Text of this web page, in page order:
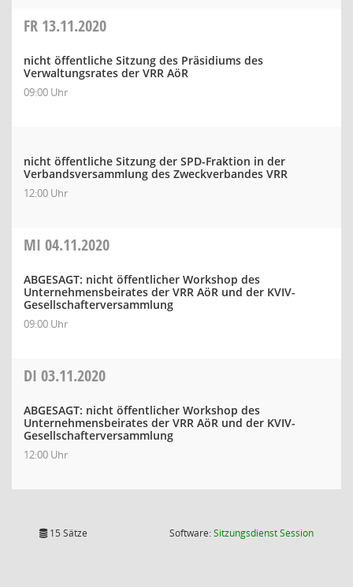
FR 13.11.2020
nicht öffentliche Sitzung des Präsidiums des
Verwaltungsrates der VRR AöR
09:00 Uhr
nicht öffentliche Sitzung der SPD-Fraktion in der
Verbandsversammlung des Zweckverbandes VRR
12:00 Uhr
MI 04.11.2020
ABGESAGT: nicht öffentlicher Workshop des
Unternehmensbeirates der VRR AöR und der KVIV-
Gesellschafterversammlung
09:00 Uhr
DI 03.11.2020
ABGESAGT: nicht öffentlicher Workshop des
Unternehmensbeirates der VRR AöR und der KVIV-
Gesellschafterversammlung
12:00 Uhr
15 Sätze Software:SitzungsdienstSession(Wird in